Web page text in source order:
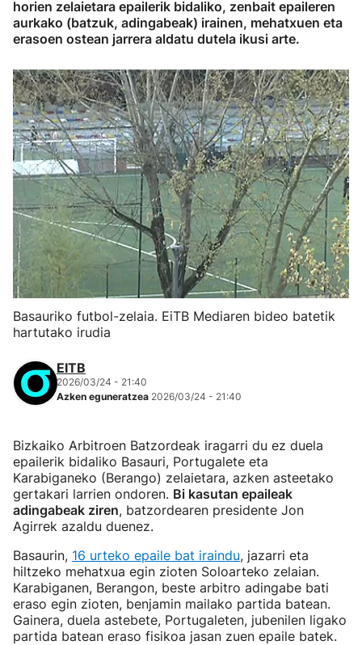
horien zelaietara epailerik bidaliko, zenbait epaileren
aurkako (batzuk, adingabeak) irainen, mehatxuen eta
erasoen ostean jarrera aldatu dutela ikusi arte.
Basauriko futbol-zelaia. EiTB Mediaren bideo batetik
hartutako irudia
EITB
2026/03/24 - 21:40
Azken eguneratzea 2026/03/24 - 21:40
Bizkaiko Arbitroen Batzordeak iragarri du ez duela
epailerik bidaliko Basauri, Portugalete eta
Karabiganeko (Berango) zelaietara, azken asteetako
gertakari larrien ondoren. Bi kasutan epaileak
adingabeak ziren, batzordearen presidente Jon
Agirrek azaldu duenez.
Basaurin, 16 urteko epaile bat iraindu, jazarri eta
hiltzeko mehatxua egin zioten Soloarteko zelaian.
Karabiganen, Berangon, beste arbitro adingabe bati
eraso egin zioten, benjamin mailako partida batean.
Gainera, duela astebete, Portugaleten, jubenilen ligako
partida batean eraso fisikoa jasan zuen epaile batek.